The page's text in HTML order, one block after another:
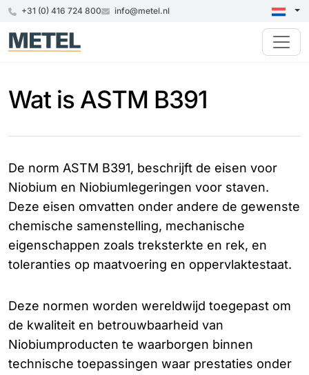
+31 (0) 416 724 800 info@metel.nl
Wat is ASTM B391
De norm ASTM B391, beschrijft de eisen voor
Niobium en Niobiumlegeringen voor staven.
Deze eisen omvatten onder andere de gewenste
chemische samenstelling, mechanische
eigenschappen zoals treksterkte en rek, en
toleranties op maatvoering en oppervlaktestaat.
Deze normen worden wereldwijd toegepast om
de kwaliteit en betrouwbaarheid van
Niobiumproducten te waarborgen binnen
technische toepassingen waar prestaties onder